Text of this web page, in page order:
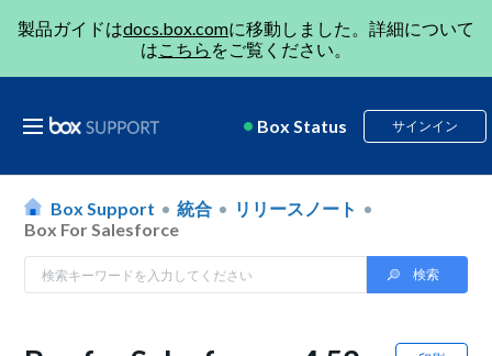
製品ガイドはdocs.box.comに移動しました。詳細について
はこちら をご覧ください。
Box Status サインイン
Box Support 統合
リリースノート
Box For Salesforce